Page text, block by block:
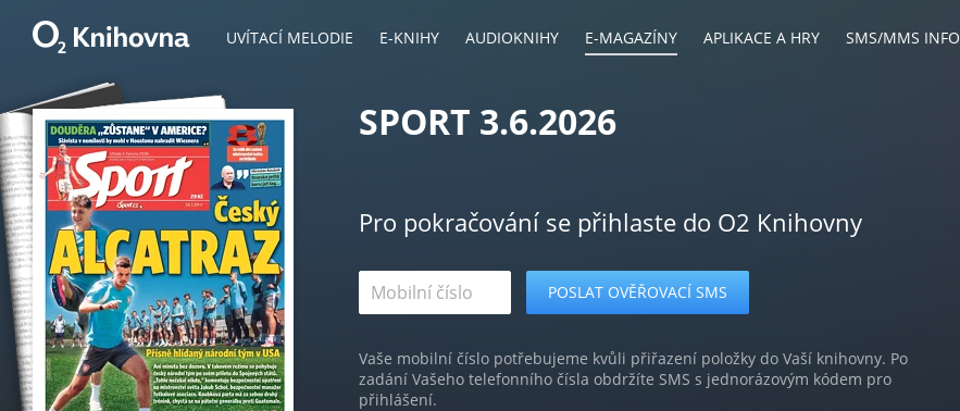
UVÍTACÍ MELODIE E-KNIHY AUDIOKNIHY E-MAGAZÍNY APLIKACE A HRY SMS/MMS INFO
SPORT 3.6.2026
Pro pokračování se přihlaste do O2 Knihovny
Vaše mobilní číslo potřebujeme kvůli přiřazení položky do Vaší knihovny. Po
zadání Vašeho telefonního čísla obdržíte SMS s jednorázovým kódem pro
přihlášení.